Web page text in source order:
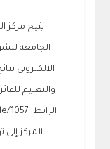
يتيح مركز
الجامعة
الالكتروني
والتعليم
المركز